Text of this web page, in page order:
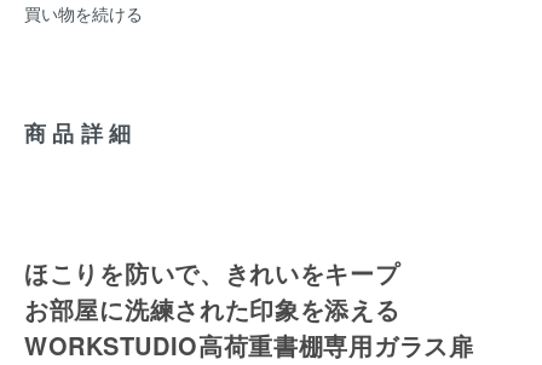
買い物を続ける
商品詳細
ほこりを防いで、きれいをキープ
お部屋に洗練された印象を添える
WORKSTUDIO高荷重書棚専用ガラス扉